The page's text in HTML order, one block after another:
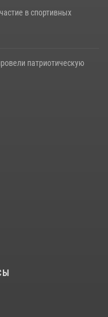
в спортивных
патриотическую